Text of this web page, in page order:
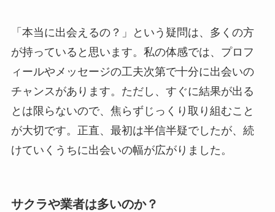
「本当に出会えるの？」という疑問は、多くの方
が持っていると思います。私の体感では、プロフ
ィールやメッセージの工夫次第で十分に出会いの
チャンスがあります。ただし、すぐに結果が出る
とは限らないので、焦らずじっくり取り組むこと
が大切です。正直、最初は半信半疑でしたが、続
けていくうちに出会いの幅が広がりました。
サクラや業者は多いのか？